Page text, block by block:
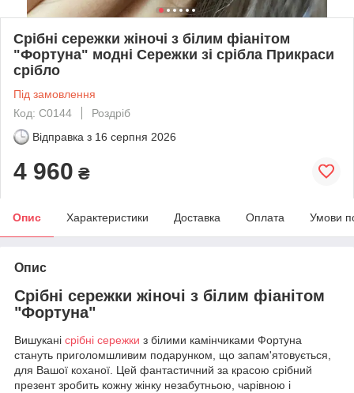
Срібні сережки жіночі з білим фіанітом
"Фортуна" модні Сережки зі срібла Прикраси
срібло
Під замовлення
Код: С0144
Роздріб
Відправка з 16 серпня 2026
4 960 ₴
Опис Характеристики Доставка Оплата Умови
Опис
Срібні сережки жіночі з білим фіанітом
"Фортуна"
Вишукані срібні сережки з білими камінчиками Фортуна
стануть приголомшливим подарунком, що запам'ятовується,
для Вашої коханої. Цей фантастичний за красою срібний
презент зробить кожну жінку незабутньою, чарівною і